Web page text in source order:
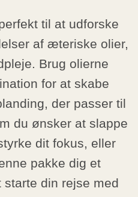
til at udforske
af æteriske olier,
Brug olierne
for at skabe
der passer til
du ønsker at slappe
dit fokus, eller
pakke dig et
din rejse med